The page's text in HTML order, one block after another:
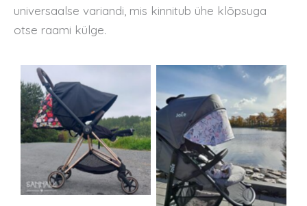
universaalse variandi, mis kinnitub ühe klõpsuga
otse raami külge.